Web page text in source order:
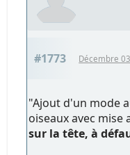
#1773 Décembre
"Ajout d'un mode
oiseaux avec
sur la tête, à